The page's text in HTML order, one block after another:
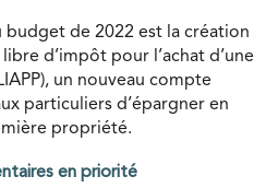
budget de 2022 est la création
d’impôt pour l’achat d’une
un nouveau compte
particuliers d’épargner en
propriété.
en priorité